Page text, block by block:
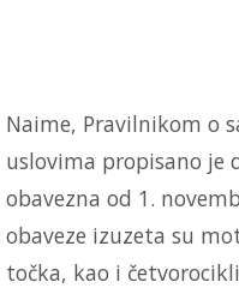
Naime, Pravilnikom o
uslovima propisano je
obavezna od 1.
obaveze izuzeta su
točka, kao i